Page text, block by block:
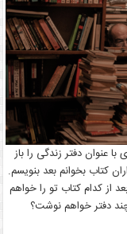
عنوان دفتر زندگی را باز
کتاب بخوانم بعد بنویسم.
از کدام کتاب تو را خواهم
دفتر خواهم نوشت؟